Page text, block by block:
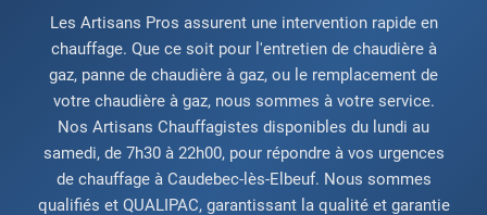
Les Artisans Pros assurent une intervention rapide en
chauffage. Que ce soit pour l'entretien de chaudière à
gaz, panne de chaudière à gaz, ou le remplacement de
votre chaudière à gaz, nous sommes à votre service.
Nos Artisans Chauffagistes disponibles du lundi au
samedi, de 7h30 à 22h00, pour répondre à vos urgences
de chauffage à Caudebec-lès-Elbeuf. Nous sommes
qualifiés et QUALIPAC, garantissant la qualité et garantie